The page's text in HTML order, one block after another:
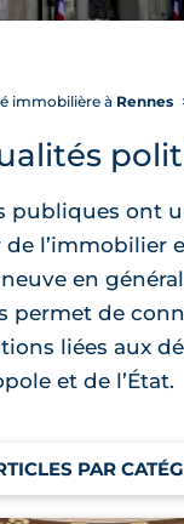
immobilière à Rennes
publiques ont
l’immobilier
en
permet de
liées aux
et de l’État.
PAR